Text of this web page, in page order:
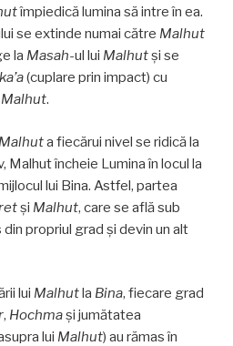
împiedică lumina să intre în ea.
se extinde numai către Malhut
la Masah-ul lui Malhutşi se
(cuplare prin impact) cu
Malhut.
Malhuta fiecărui nivel se ridică la
Malhut încheie Lumina în locul la
lui Bina. Astfel, partea
și Malhut, care se află sub
din propriul grad şi devin un alt
lui Malhutla Bina, fiecare grad
, Hochmași jumătatea
lui Malhut) au rămas în